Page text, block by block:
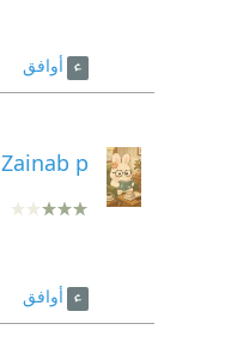
أوافق
Zainab p
أوافق